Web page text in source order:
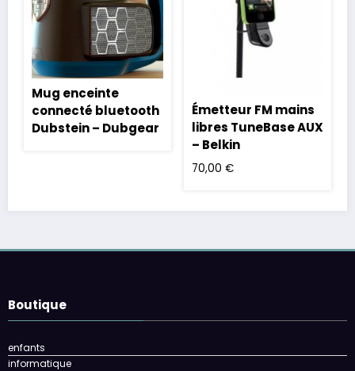
Mug enceinte
connecté bluetooth
Dubstein – Dubgear
Émetteur FM mains
libres TuneBase AUX
– Belkin
70,00 €
Boutique
enfants
informatique